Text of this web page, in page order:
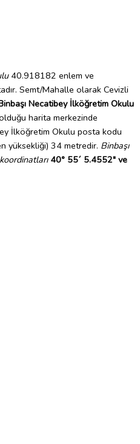
40.918182 enlem ve
Semt/Mahalle olarak Cevizli
Necatibey İlköğretim Okulu
harita merkezinde
İlköğretim Okulu posta kodu
yüksekliği) 34 metredir. Binbaşı
40° 55´ 5.4552" ve